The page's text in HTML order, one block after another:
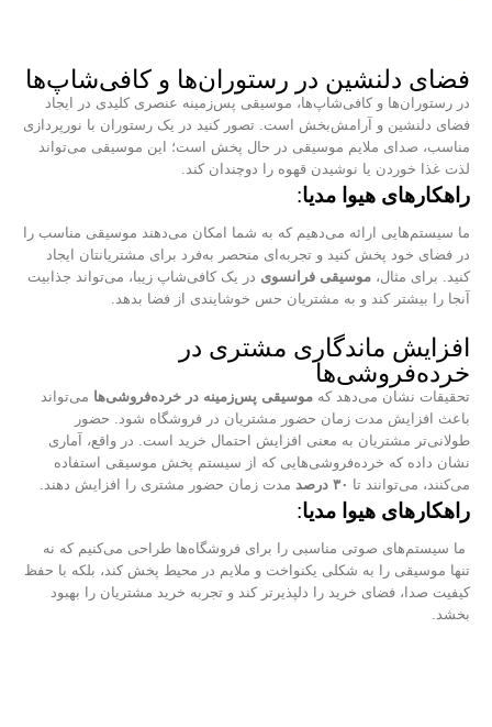
فضای دلنشین در رستوران‌ها و کافی‌شاپ‌ها
در رستوران‌ها و کافی‌شاپ‌ها، موسیقی پس‌زمینه عنصری کلیدی در ایجاد
فضای دلنشین و آرامش‌بخش است. تصور کنید در یک رستوران با نورپردازی
مناسب، صدای ملایم موسیقی در حال پخش است؛ این موسیقی می‌تواند
لذت غذا خوردن یا نوشیدن قهوه را دوچندان کند.
راهکارهای هیوا مدیا:
ما سیستم‌هایی ارائه می‌دهیم که به شما امکان می‌دهند موسیقی مناسب را
در فضای خود پخش کنید و تجربه‌ای منحصر به‌فرد برای مشتریانتان ایجاد
کنید. برای مثال، موسیقی فرانسوی در یک کافی‌شاپ زیبا، می‌تواند جذابیت
آنجا را بیشتر کند و به مشتریان حس خوشایندی از فضا بدهد.
افزایش ماندگاری مشتری در
خرده‌فروشی‌ها
تحقیقات نشان می‌دهد که موسیقی پس‌زمینه در خرده‌فروشی‌ها می‌تواند
باعث افزایش مدت زمان حضور مشتریان در فروشگاه شود. حضور
طولانی‌تر مشتریان به معنی افزایش احتمال خرید است. در واقع، آماری
نشان داده که خرده‌فروشی‌هایی که از سیستم پخش موسیقی استفاده
می‌کنند، می‌توانند تا ۳۰ درصد مدت زمان حضور مشتری را افزایش دهند.
راهکارهای هیوا مدیا:
ما سیستم‌های صوتی مناسبی را برای فروشگاه‌ها طراحی می‌کنیم که نه
تنها موسیقی را به شکلی یکنواخت و ملایم در محیط پخش کند، بلکه با حفظ
کیفیت صدا، فضای خرید را دلپذیرتر کند و تجربه خرید مشتریان را بهبود
بخشد.